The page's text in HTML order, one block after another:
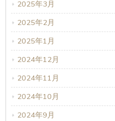
2025年3月
2025年2月
2025年1月
2024年12月
2024年11月
2024年10月
2024年9月